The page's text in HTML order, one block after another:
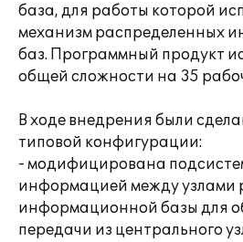
база, для работы которой
механизм распределенных
баз. Программный продукт
общей сложности на 35
В ходе внедрения были
типовой конфигурации:
- модифицирована
информацией между узлами
информационной базы для
передачи из центрального